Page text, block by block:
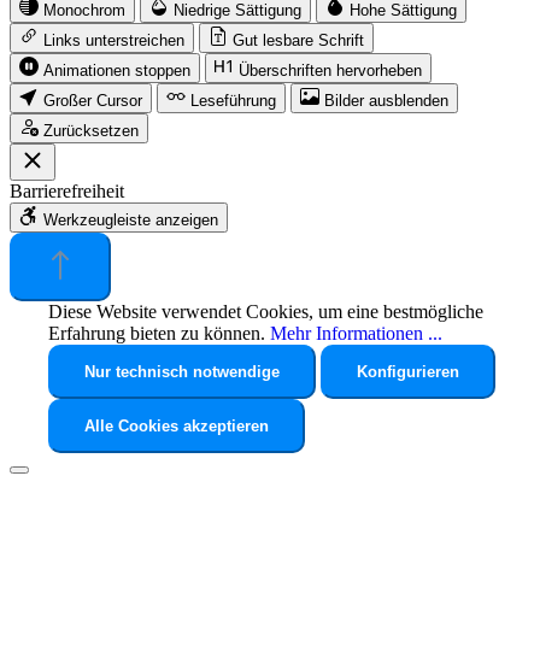
Monochrom
Niedrige Sättigung
Hohe Sättigung
Links unterstreichen
Gut lesbare Schrift
Animationen stoppen
Überschriften hervorheben
Großer Cursor
Leseführung
Bilder ausblenden
Zurücksetzen
Barrierefreiheit
Werkzeugleiste anzeigen
Diese Website verwendet Cookies, um eine bestmögliche
Erfahrung bieten zu können. Mehr Informationen ...
Nur technisch notwendige Konfigurieren
Alle Cookies akzeptieren